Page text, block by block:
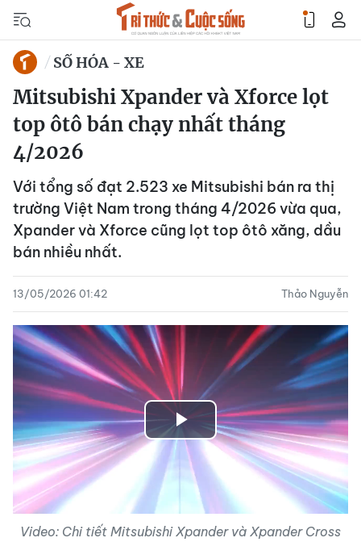
SỐ HÓA - XE
Mitsubishi Xpander và Xforce lọt
top ôtô bán chạy nhất tháng
4/2026
Với tổng số đạt 2.523 xe Mitsubishi bán ra thị
trường Việt Nam trong tháng 4/2026 vừa qua,
Xpander và Xforce cũng lọt top ôtô xăng, dầu
bán nhiều nhất.
13/05/2026 01:42 Thảo Nguyễn
Play
Video
Video: Chi tiết Mitsubishi Xpander và Xpander Cross